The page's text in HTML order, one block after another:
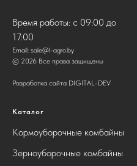
Время работы: с 09:00 до
17:00
Email: sale@l-agro.by
© 2026 Все права защищены
Разработка сайта DIGITAL-DEV
Каталог
Кормоуборочные комбайны
Зерноуборочные комбайны